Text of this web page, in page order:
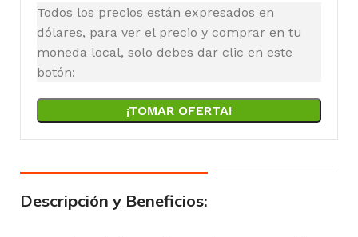
Todos los precios están expresados en
dólares, para ver el precio y comprar en tu
moneda local, solo debes dar clic en este
botón:
¡TOMAR OFERTA!
Descripción y Beneficios: